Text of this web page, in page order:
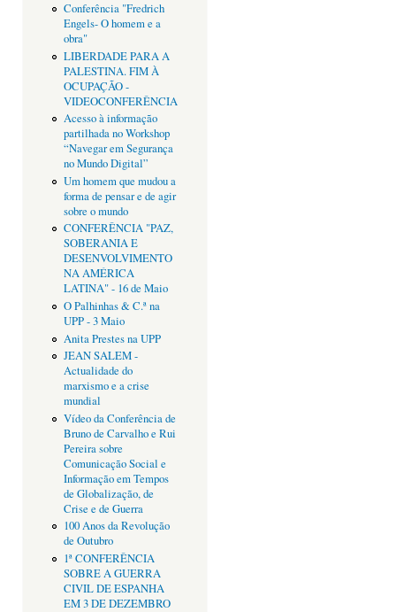
Conferência "Fredrich
Engels- O homem e a
obra"
LIBERDADE PARA A
PALESTINA. FIM À
OCUPAÇÃO -
VIDEOCONFERÊNCIA
Acesso à informação
partilhada no Workshop
“Navegar em Segurança
no Mundo Digital”
Um homem que mudou a
forma de pensar e de agir
sobre o mundo
CONFERÊNCIA "PAZ,
SOBERANIA E
DESENVOLVIMENTO
NA AMÉRICA
LATINA" - 16 de Maio
O Palhinhas & C.ª na
UPP - 3 Maio
Anita Prestes na UPP
JEAN SALEM -
Actualidade do
marxismo e a crise
mundial
Vídeo da Conferência de
Bruno de Carvalho e Rui
Pereira sobre
Comunicação Social e
Informação em Tempos
de Globalização, de
Crise e de Guerra
100 Anos da Revolução
de Outubro
1ª CONFERÊNCIA
SOBRE A GUERRA
CIVIL DE ESPANHA
EM 3 DE DEZEMBRO